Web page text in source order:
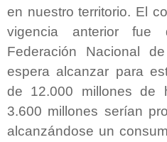
en nuestro territorio. El
vigencia anterior
Federación Nacional
espera alcanzar para
de 12.000 millones de
3.600 millones serían
alcanzándose un